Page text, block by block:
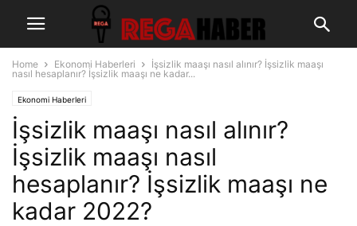
Home Ekonomi Haberleri
İşsizlik maaşı nasıl alınır? İşsizlik maaşı
nasıl hesaplanır? İşsizlik maaşı ne kadar...
Ekonomi Haberleri
İşsizlik maaşı nasıl alınır?
İşsizlik maaşı nasıl
hesaplanır? İşsizlik maaşı ne
kadar 2022?